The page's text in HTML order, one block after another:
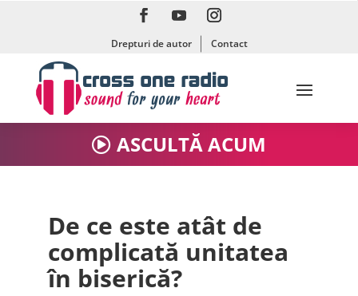
Drepturi de autor Contact
ASCULTĂ ACUM
De ce este atât de
complicată unitatea
în biserică?